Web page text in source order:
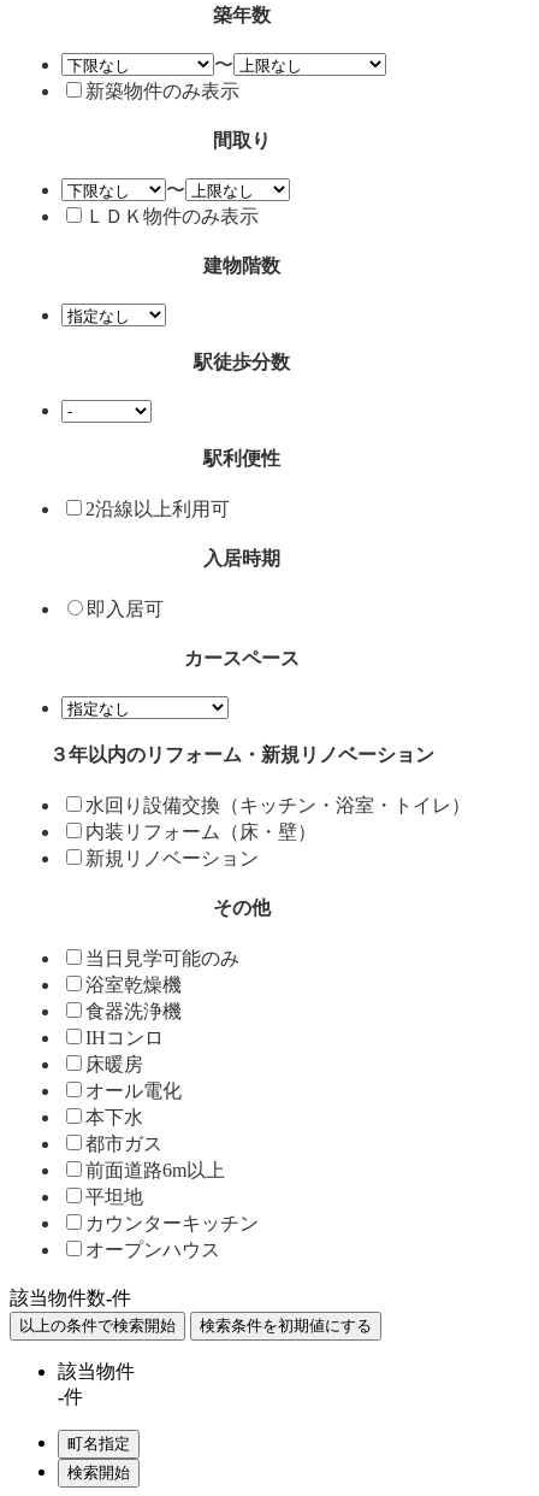
築年数
〜
新築物件のみ表示
間取り
〜
ＬＤＫ物件のみ表示
建物階数
駅徒歩分数
駅利便性
2沿線以上利用可
入居時期
即入居可
カースペース
３年以内のリフォーム・新規リノベーション
水回り設備交換（キッチン・浴室・トイレ）
内装リフォーム（床・壁）
新規リノベーション
その他
当日見学可能のみ
浴室乾燥機
食器洗浄機
IHコンロ
床暖房
オール電化
本下水
都市ガス
前面道路6m以上
平坦地
カウンターキッチン
オープンハウス
該当物件数-件
該当物件
-件